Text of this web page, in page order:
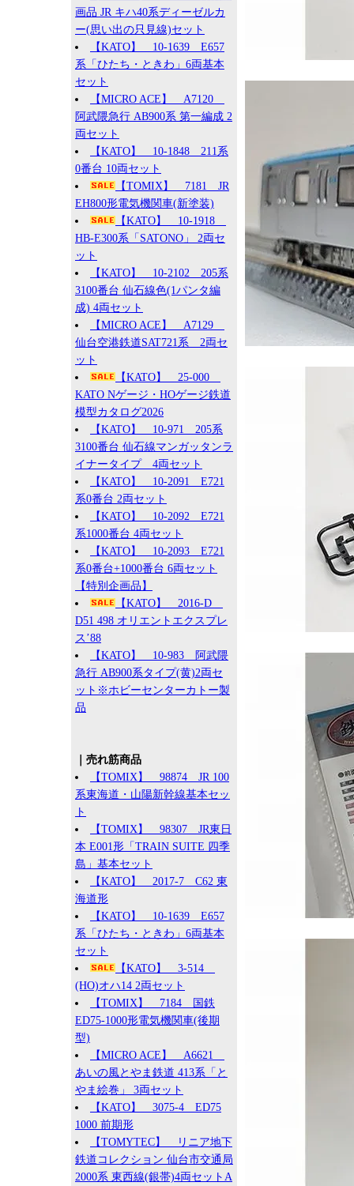
画品 JR キハ40系ディーゼルカ
ー(思い出の只見線)セット
【KATO】 10-1639 E657
系「ひたち・ときわ」6両基本
セット
【MICRO ACE】 A7120
阿武隈急行 AB900系 第一編成 2
両セット
【KATO】 10-1848 211系
0番台 10両セット
【TOMIX】 7181 JR
EH800形電気機関車(新塗装)
【KATO】 10-1918
HB-E300系「SATONO」 2両セ
ット
【KATO】 10-2102 205系
3100番台 仙石線色(1パンタ編
成) 4両セット
【MICRO ACE】 A7129
仙台空港鉄道SAT721系 2両セ
ット
【KATO】 25-000
KATO Nゲージ・HOゲージ鉄道
模型カタログ2026
【KATO】 10-971 205系
3100番台 仙石線マンガッタンラ
イナータイプ 4両セット
【KATO】 10-2091 E721
系0番台 2両セット
【KATO】 10-2092 E721
系1000番台 4両セット
【KATO】 10-2093 E721
系0番台+1000番台 6両セット
【特別企画品】
【KATO】 2016-D
D51 498 オリエントエクスプレ
ス’88
【KATO】 10-983 阿武隈
急行 AB900系タイプ(黄)2両セ
ット※ホビーセンターカトー製
品
｜売れ筋商品
【TOMIX】 98874 JR 100
系東海道・山陽新幹線基本セッ
ト
【TOMIX】 98307 JR東日
本 E001形「TRAIN SUITE 四季
島」基本セット
【KATO】 2017-7 C62 東
海道形
【KATO】 10-1639 E657
系「ひたち・ときわ」6両基本
セット
【KATO】 3-514
(HO)オハ14 2両セット
【TOMIX】 7184 国鉄
ED75-1000形電気機関車(後期
型)
【MICRO ACE】 A6621
あいの風とやま鉄道 413系「と
やま絵巻」 3両セット
【KATO】 3075-4 ED75
1000 前期形
【TOMYTEC】 リニア地下
鉄道コレクション 仙台市交通局
2000系 東西線(銀帯)4両セットA